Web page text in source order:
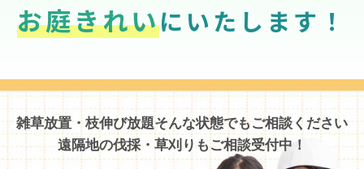
お庭きれいにいたします！
雑草放置・枝伸び放題そんな状態でもご相談ください
遠隔地の伐採・草刈りもご相談受付中！